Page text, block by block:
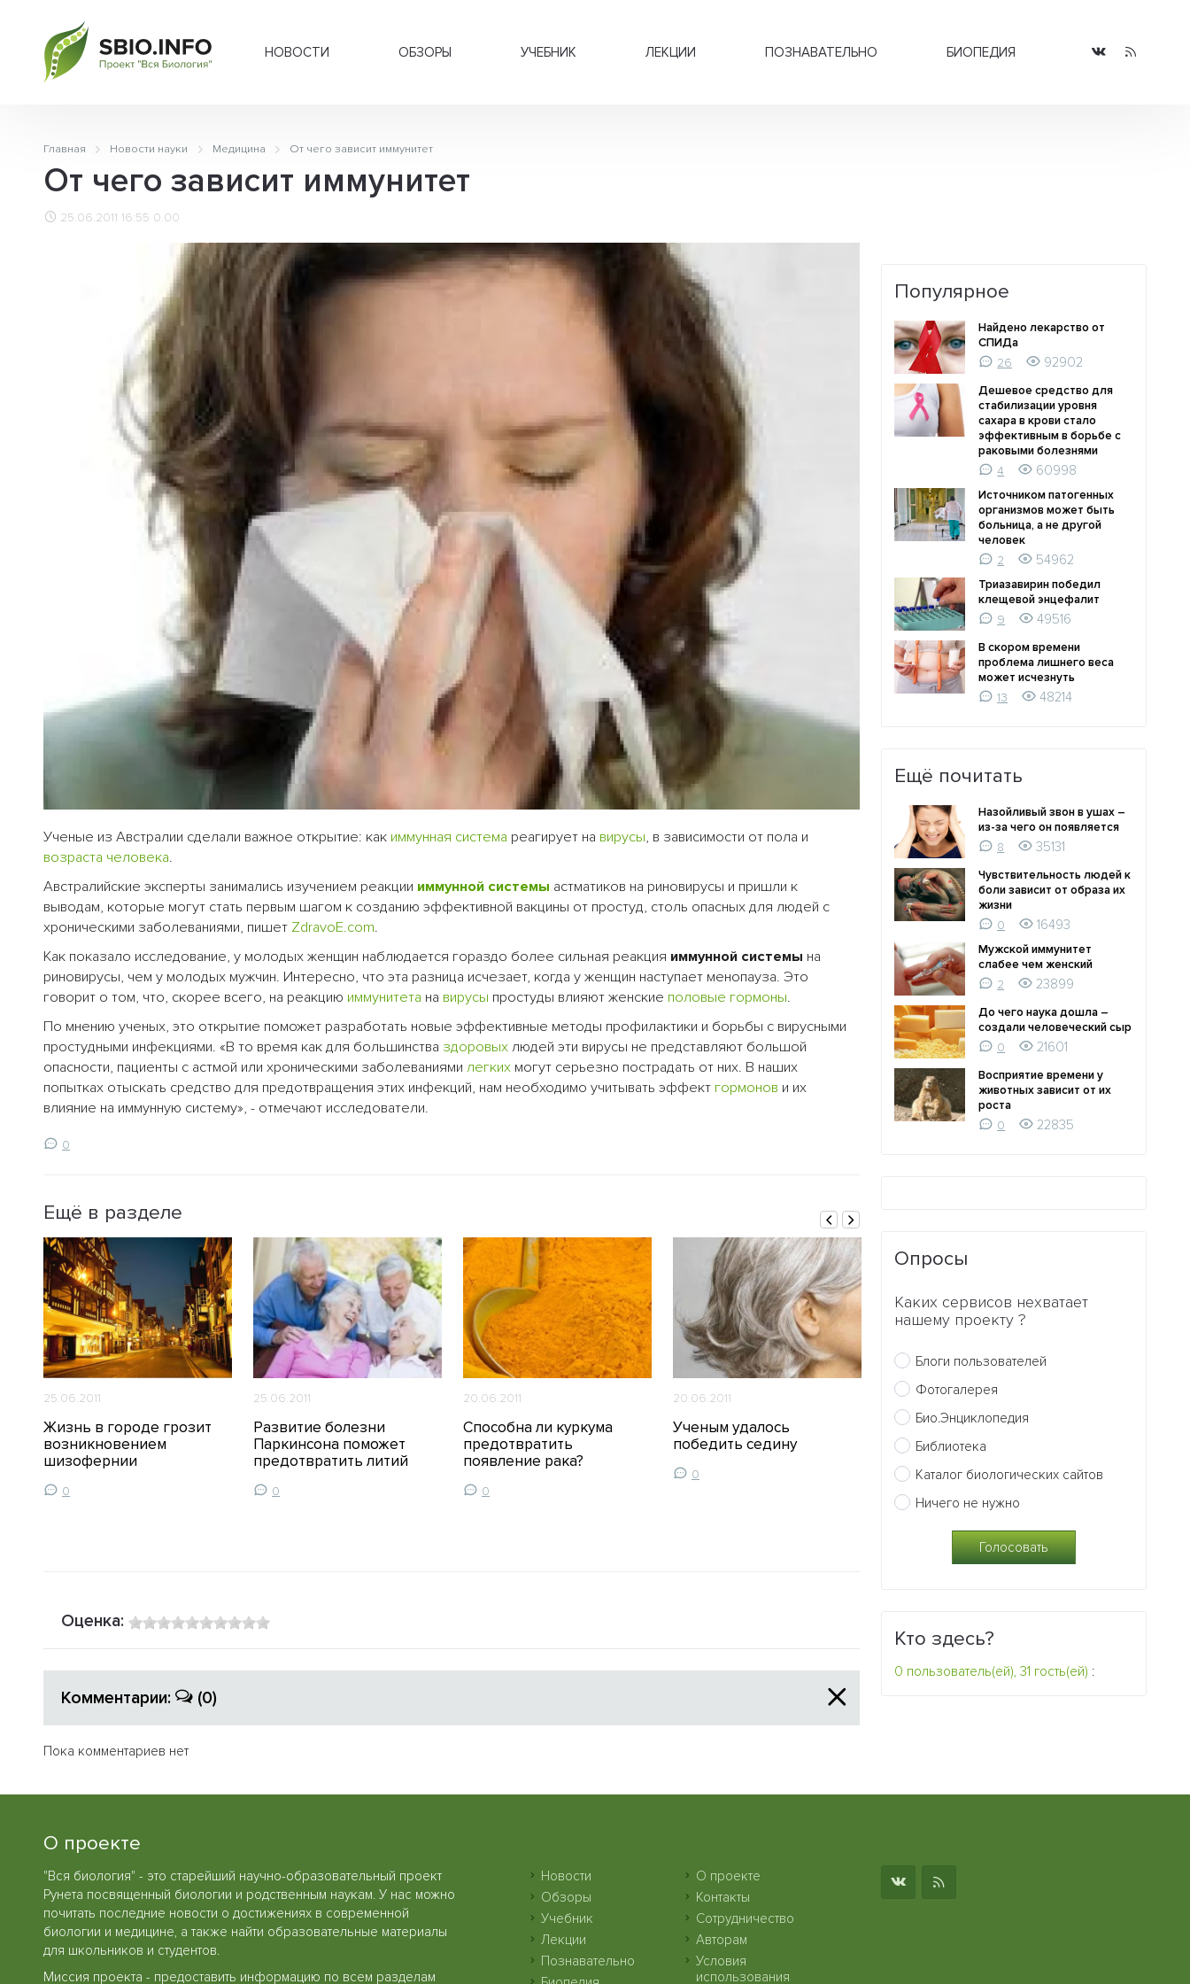
НОВОСТИ ОБЗОРЫ УЧЕБНИК ЛЕКЦИИ ПОЗНАВАТЕЛЬНО БИОПЕДИЯ
Главная Новости науки Медицина От чего зависит иммунитет
От чего зависит иммунитет
25.06.2011 16:55 0.00
Ученые из Австралии сделали важное открытие: как иммунная система реагирует на вирусы, в зависимости от пола и
возраста человека.
Австралийские эксперты занимались изучением реакции иммунной системы астматиков на риновирусы и пришли к
выводам, которые могут стать первым шагом к созданию эффективной вакцины от простуд, столь опасных для людей с
хроническими заболеваниями, пишет ZdravoE.com.
Как показало исследование, у молодых женщин наблюдается гораздо более сильная реакция иммунной системы на
риновирусы, чем у молодых мужчин. Интересно, что эта разница исчезает, когда у женщин наступает менопауза. Это
говорит о том, что, скорее всего, на реакцию иммунитета на вирусы простуды влияют женские половые гормоны.
По мнению ученых, это открытие поможет разработать новые эффективные методы профилактики и борьбы с вирусными
простудными инфекциями. «В то время как для большинства здоровых людей эти вирусы не представляют большой
опасности, пациенты с астмой или хроническими заболеваниями легких могут серьезно пострадать от них. В наших
попытках отыскать средство для предотвращения этих инфекций, нам необходимо учитывать эффект гормонов и их
влияние на иммунную систему», - отмечают исследователи.
0
Ещё в разделе
25.06.2011
Жизнь в городе грозит
возникновением
шизофернии
0
25.06.2011
Развитие болезни
Паркинсона поможет
предотвратить литий
0
20.06.2011
Способна ли куркума
предотвратить
появление рака?
0
20.06.2011
Ученым удалось
победить седину
0
09.06.2011
Ученые доказали
возможность
саморегенрации сердца
0
Оценка:
Комментарии: (0)
Пока комментариев нет
Популярное
Найдено лекарство от
СПИДа
26
92902
Дешевое средство для
стабилизации уровня
сахара в крови стало
эффективным в борьбе с
раковыми болезнями
4
60998
Источником патогенных
организмов может быть
больница, а не другой
человек
2
54962
Триазавирин победил
клещевой энцефалит
9
49516
В скором времени
проблема лишнего веса
может исчезнуть
13
48214
Ещё почитать
Назойливый звон в ушах –
из-за чего он появляется
8
35131
Чувствительность людей к
боли зависит от образа их
жизни
0
16493
Мужской иммунитет
слабее чем женский
2
23899
До чего наука дошла –
создали человеческий сыр
0
21601
Восприятие времени у
животных зависит от их
роста
0
22835
Опросы
Каких сервисов нехватает
нашему проекту ?
Блоги пользователей
Фотогалерея
Био.Энциклопедия
Библиотека
Каталог биологических сайтов
Ничего не нужно
Кто здесь?
0 пользователь(ей), 31 гость(ей) :
О проекте
"Вся биология" - это старейший научно-образовательный проект
Рунета посвященный биологии и родственным наукам. У нас можно
почитать последние новости о достижениях в современной
биологии и медицине, а также найти образовательные материалы
для школьников и студентов.
Миссия проекта - предоставить информацию по всем разделам
Новости
Обзоры
Учебник
Лекции
Познавательно
О проекте
Контакты
Сотрудничество
Авторам
Условия
использования